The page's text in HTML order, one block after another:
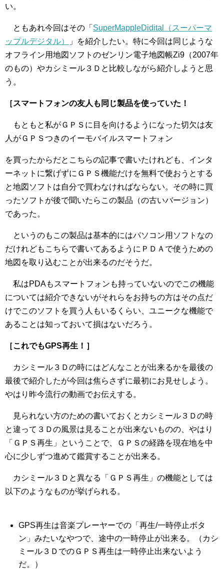
い。
ともあれ今回はその「 SuperMappleDidital（スーパーマ
ップルデジタル）
」を紹介したい。特に今回は同じような
オフライン用地図ソフトのゼンリン電子地図帳Zi9（2007年
のもの）やカシミール３Ｄと比較しながら紹介しようと思
う。
［スマートフォンの友人も同じ製品を使っていた！
もともと私がＧＰＳに目を向けるようになった切欠は友
人がＧＰＳつきのイーモバイルスマートフォン
を買ったからだとこちらの記事で書いたけれども、インタ
ーネットに繋げずにＧＰＳ機能だけを無料で使おうとする
と地図ソフトは自分で買わなければならない。その時に買
ったソフトが後で聞いたらこの製品（の古いバージョン）
であった。
というのもこの製品は基本的にはパソコン用ソフトなの
だけれどもこちらで書いてあるようにＰＤＡで使うための
地図を取り込むことが出来るのだそうだ。
私はPDAもスマートフォンも持っていないのでこの機能
については紹介できないがそれらをお持ちの方はその点だ
けでこのソフトを買う人もいるくらい、ユニークな機能で
あることは知っておいて損はないだろう。
［これでもGPS再生！］
カシミール３Ｄの時にはどんなことが出来るかを最後の
最後で紹介したが今回は焦らさずに最初にお見せしよう。
やはり昨今流行の動画でお伝えする。
見られない方のための書いておくとカシミール３Ｄの時
と違って３Ｄの風景は見ることが出来ないものの、やはり
「ＧＰＳ再生」ということで、ＧＰＳの経路を現在地を中
心に少しずつ進めて鑑賞することが出来る。
カシミール３Ｄと異なる「ＧＰＳ再生」の機能としては
以下のようなものが挙げられる。
GPS再生は音楽プレーヤーでの「再生/一時停止ボタ
ン」みたいなやつで、途中の一時停止が出来る。（カシ
ミール３ＤでのＧＰＳ再生は一時停止出来ないよう
だ。）